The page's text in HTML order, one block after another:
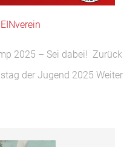
2025 – Sei dabei! Zurück
der Jugend 2025 Weiter